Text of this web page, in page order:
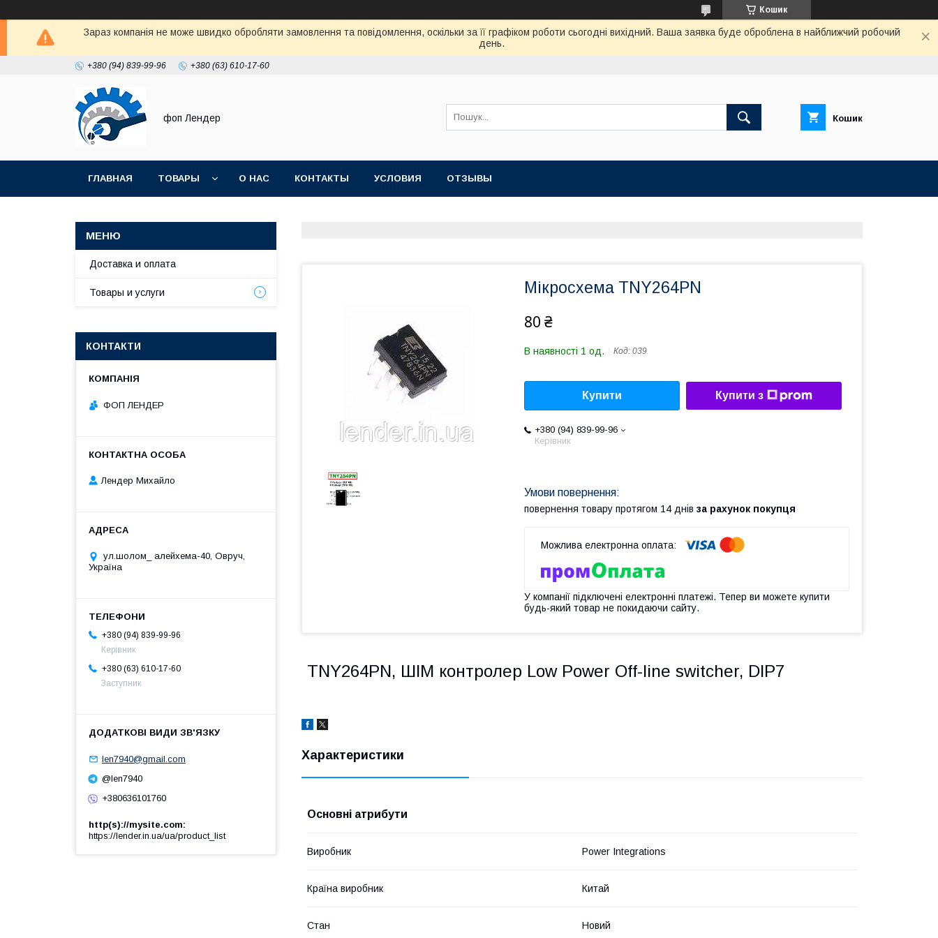
Кошик
Зараз компанія не може швидко обробляти замовлення та повідомлення, оскільки за її графіком роботи сьогодні вихідний. Ваша заявка буде оброблена в найближчий робочий
день.
+380 (94) 839-99-96 +380 (63) 610-17-60
фоп Лендер Кошик
ГЛАВНАЯ ТОВАРЫ О НАС КОНТАКТЫ УСЛОВИЯ ОТЗЫВЫ
Мікросхема TNY264PN
80 ₴
В наявності 1 од. Код: 039
Купити Купити з
+380 (94) 839-99-96
Керівник
повернення товару протягом 14 днів за рахунок покупця
У компанії підключені електронні платежі. Тепер ви можете купити
будь-який товар не покидаючи сайту.
TNY264PN, ШІМ контролер Low Power Off-line switcher, DIP7
Характеристики
Основні атрибути
Виробник Power Integrations
Країна виробник Китай
Стан Новий
Доставка и оплата
Товары и услуги
КОНТАКТИ
ФОП ЛЕНДЕР
Лендер Михайло
ул.шолом_ алейхема-40, Овруч,
Україна
+380 (94) 839-99-96
Керівник
+380 (63) 610-17-60
Заступник
len7940@gmail.com
@len7940
+380636101760
http(s)://mysite.com
https://lender.in.ua/ua/product_list